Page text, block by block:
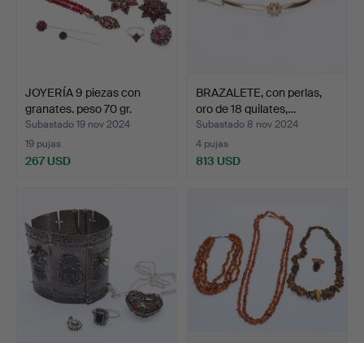
JOYERÍA 9 piezas con
granates. peso 70 gr.
Subastado 19 nov 2024
19 pujas
267 USD
BRAZALETE, con perlas,
oro de 18 quilates,…
Subastado 8 nov 2024
4 pujas
813 USD